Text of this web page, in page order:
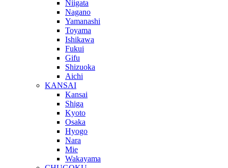
Niigata
Nagano
Yamanashi
Toyama
Ishikawa
Fukui
Gifu
Shizuoka
Aichi
KANSAI
Kansai
Shiga
Kyoto
Osaka
Hyogo
Nara
Mie
Wakayama